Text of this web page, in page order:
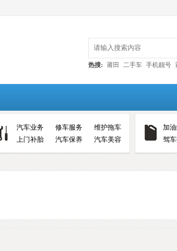
热搜: 莆田 二手车 手机靓号
汽车业务 修车服务
维护拖车
上门补胎
汽车保养 汽车美容
加
驾